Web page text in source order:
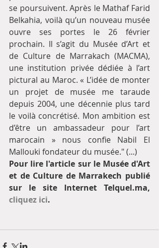
se poursuivent. Après le Mathaf Farid
Belkahia, voilà qu’un nouveau musée
ouvre ses portes le 26 février
prochain. Il s’agit du Musée d’Art et
de Culture de Marrakach (MACMA),
une institution privée dédiée à l’art
pictural au Maroc. « L’idée de monter
un projet de musée me taraude
depuis 2004, une décennie plus tard
le voilà concrétisé. Mon ambition est
d’être un ambassadeur pour l’art
marocain » nous confie Nabil El
Mallouki fondateur du musée." (...)
Pour lire l'article sur le Musée d'Art
et de Culture de Marrakech publié
cliquez ici.